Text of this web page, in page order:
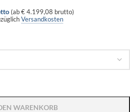
(ab€ 4.199,08 brutto)
Versandkosten
WARENKORB